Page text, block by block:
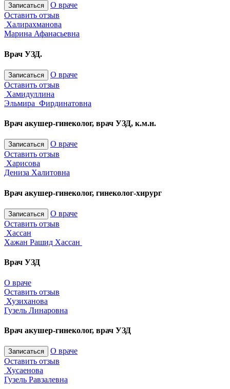
Записаться
О враче
Оставить отзыв
Халирахманова
Марина Афанасьевна
Врач УЗД.
Записаться
О враче
Оставить отзыв
Хамидуллина
Эльмира Фирдинатовна
Врач акушер-гинеколог, врач УЗД, к.м.н.
Записаться
О враче
Оставить отзыв
Харисова
Дениза Халитовна
Врач акушер-гинеколог, гинеколог-хирург
Записаться
О враче
Оставить отзыв
Хассан
Хажан Рашид Хассан
Врач УЗД
О враче
Оставить отзыв
Хузиханова
Гузель Линаровна
Врач акушер-гинеколог, врач УЗД
Записаться
О враче
Оставить отзыв
Хусаенова
Гузель Равзалевна